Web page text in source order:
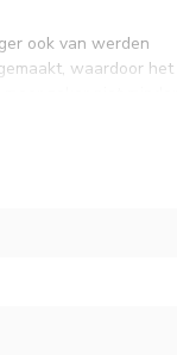
ook van werden
waardoor het